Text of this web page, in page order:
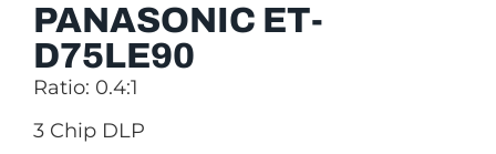
PANASONIC ET-
D75LE90
Ratio: 0.4:1
3 Chip DLP